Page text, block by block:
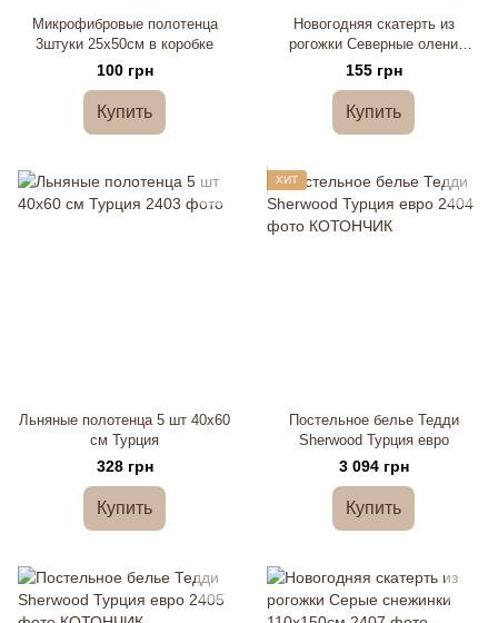
Микрофибровые полотенца
3штуки 25х50см в коробке
100 грн
Купить
Новогодняя скатерть из
рогожки Северные олени
110х150см
155 грн
Купить
Льняные полотенца 5 шт 40х60
см Турция
328 грн
Купить
ХИТ
Постельное белье Тедди
Sherwood Турция евро
3 094 грн
Купить